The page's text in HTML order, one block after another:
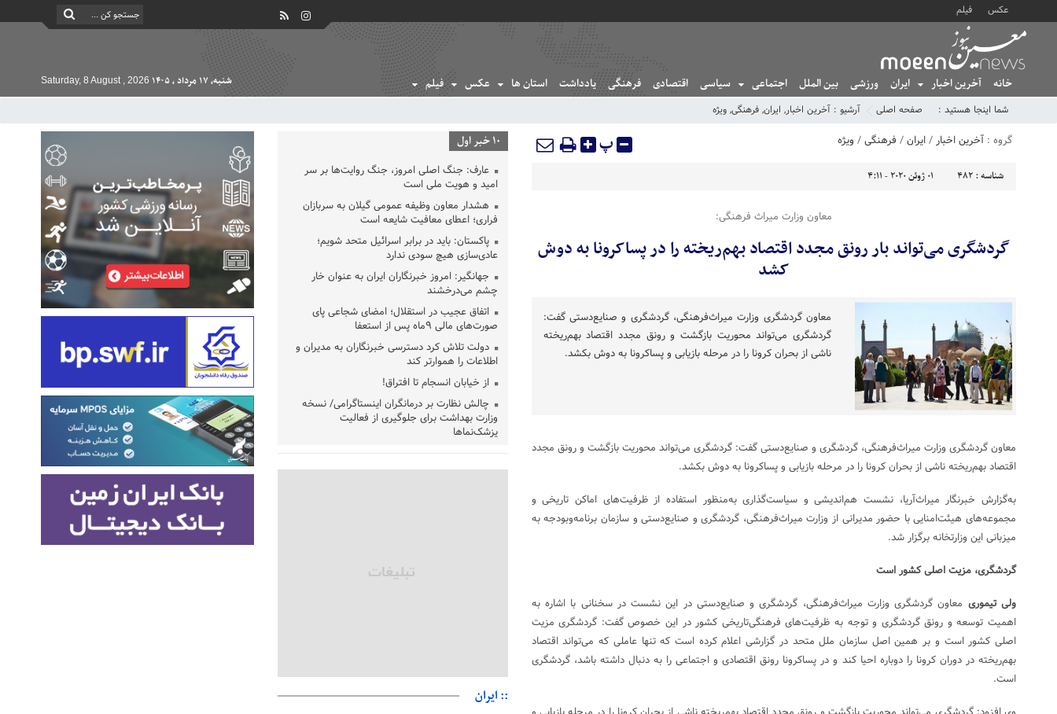
عکس فیلم
خانه آخرین اخبار ایران ورزشی بین الملل اجتماعی سیاسی اقتصادی فرهنگی یادداشت استان ها عکس فیلم شنبه, ۱۷ مرداد , ۱۴۰۵ Saturday, 8 August , 2026
شما اینجا هستید : صفحه اصلی آرشیو : آخرین اخبار, ایران, فرهنگی, ویژه
گروه : آخرین اخبار/ایران/ فرهنگی/ ویژه پ
شناسه : 482 01 ژوئن 2020 - 4:11
معاون وزارت میراث فرهنگی:
گردشگری می‌تواند بار رونق مجدد اقتصاد بهم‌ریخته را در پساکرونا به دوش
کشد
معاون گردشگری وزارت میراث‌فرهنگی، گردشگری و صنایع‌دستی گفت:
گردشگری می‌تواند محوریت بازگشت و رونق مجدد اقتصاد بهم‌ریخته
ناشی از بحران کرونا را در مرحله بازیابی و پساکرونا به دوش بکشد.
معاون گردشگری وزارت میراث‌فرهنگی، گردشگری و صنایع‌دستی گفت: گردشگری می‌تواند محوریت بازگشت و رونق مجدد
اقتصاد بهم‌ریخته ناشی از بحران کرونا را در مرحله بازیابی و پساکرونا به دوش بکشد.
به‌گزارش خبرنگار میراث‌آریا، نشست هم‌اندیشی و سیاست‌گذاری به‌منظور استفاده از ظرفیت‌های اماکن تاریخی و
مجموعه‌های هیئت‌امنایی با حضور مدیرانی از وزارت میراث‌فرهنگی، گردشگری و صنایع‌دستی و سازمان برنامه‌وبودجه به
میزبانی این وزارتخانه برگزار شد.
گردشگری، مزیت اصلی کشور است
ولی تیموری معاون گردشگری وزارت میراث‌فرهنگی، گردشگری و صنایع‌دستی در این نشست در سخنانی با اشاره به
اهمیت توسعه و رونق گردشگری و توجه به ظرفیت‌های فرهنگی‌تاریخی کشور در این خصوص گفت: گردشگری مزیت
اصلی کشور است و بر همین اصل سازمان ملل متحد در گزارشی اعلام کرده است که تنها عاملی که می‌تواند اقتصاد
بهم‌ریخته در دوران کرونا را دوباره احیا کند و در پساکرونا رونق اقتصادی و اجتماعی را به دنبال داشته باشد، گردشگری
است.
10 خبر اول
عارف: جنگ اصلی امروز، جنگ روایت‌ها بر سر
امید و هویت ملی است
هشدار معاون وظیفه عمومی گیلان به سربازان
فراری؛ اعطای معافیت شایعه است
پاکستان: باید در برابر اسرائیل متحد شویم؛
عادی‌سازی هیچ سودی ندارد
جهانگیر: امروز خبرنگاران ایران به عنوان خار
چشم می‌درخشند
اتفاق عجیب در استقلال؛ امضای شجاعی پای
صورت‌های مالی ٩ماه پس از استعفا
دولت تلاش کرد دسترسی خبرنگاران به مدیران و
اطلاعات را هموارتر کند
از خیابان انسجام تا افتراق!
چالش نظارت بر درمانگران اینستاگرامی/ نسخه
وزارت بهداشت برای جلوگیری از فعالیت
پزشک‌نماها
پشتیبانی از زنجیره ارزش بادام زمینی در اولویت
حمایت از مرزنشینان نباید به زیان تولید باشد/
مواد اولیه با کولبری وارد شود
:: ایران